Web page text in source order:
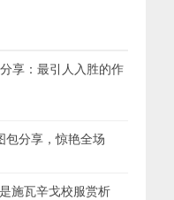
享：最引人入胜的作
包分享，惊艳全场
施瓦辛戈校服赏析